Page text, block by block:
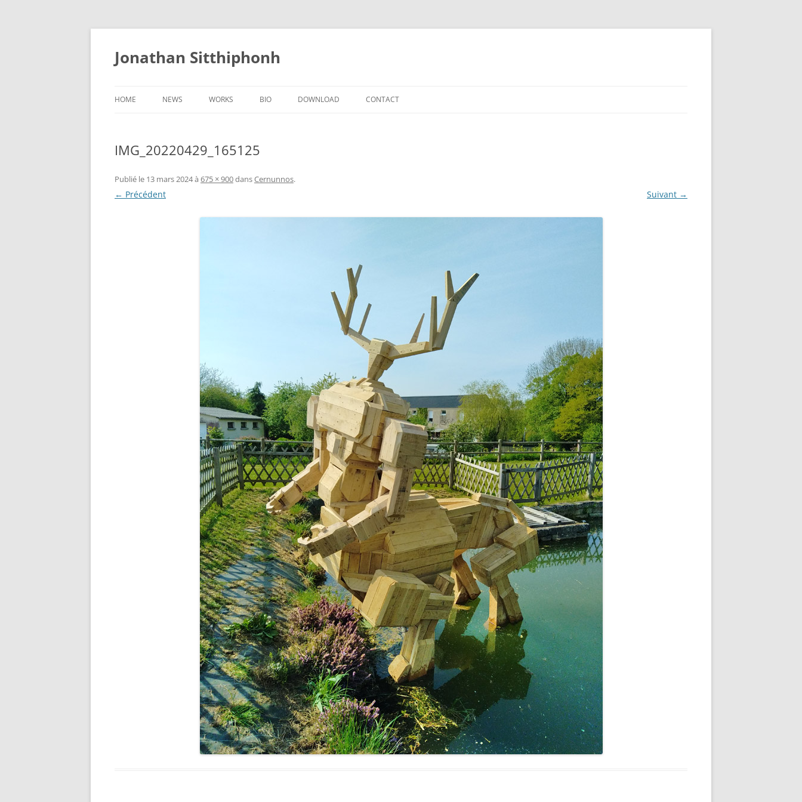
Aller
Jonathan Sitthiphonh
HOME NEWS WORKS
CERNUNNOS
À QUATRE PATTES 1/2
OKTO
COCOON#2 : DANGOMUSHI
COCOON#1 : DODECAHEDRON
MUE
COQUILLE
ICARE2.2
ICARE 2.0
SARU NO O
ARACHNÉE
VPOM
VPGM
SANS TITRE
FLYING DEVICE
WOODEN RAFT
SOBEK
BIO DOWNLOAD CONTACT
IMG_20220429_165125
Publié le 13 mars 2024à 675 × 900dansCernunnos.
← Précédent Suivant →